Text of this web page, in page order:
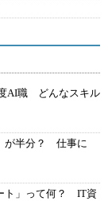
AI職 どんなスキル
が半分？ 仕事に
ト」って何？ IT資